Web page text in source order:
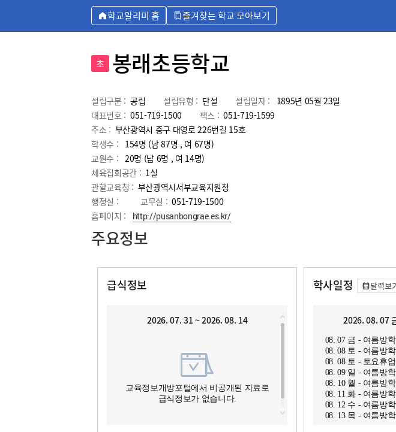
학교알리미 홈 즐겨찾는 학교 모아보기
초 봉래초등학교
설립구분 : 공립 설립유형 : 단설 설립일자 :
1895년 05월 23일
대표번호 : 051-719-1500 팩스 : 051-719-1599
주소 : 부산광역시 중구 대영로 226번길 15호
학생수 : 154명 (남 87명 , 여 67명)
교원수 : 20명 (남 6명 , 여 14명)
체육집회공간 : 1실
관할교육청 : 부산광역시서부교육지원청
행정실 :
교무실 : 051-719-1500
홈페이지 :
http://pusanbongrae.es.kr/
주요정보
급식정보
2026. 07. 31 ~ 2026. 08. 14
교육정보개방포털에서 비공개된 자료로
급식정보가 없습니다.
학사일정 달력보
2026. 08. 07
08. 07 금 - 여름방학
08. 08 토 - 여름방학
08. 08 토 - 토요휴
08. 09 일 - 여름방학
08. 10 월 - 여름방학
08. 11 화 - 여름방학
08. 12 수 - 여름방학
08. 13 목 - 여름방학